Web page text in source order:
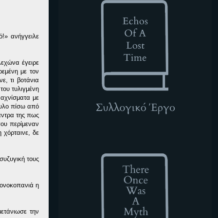
ανήγγειλε
έγειρε
με τον
τι βοτάνια
τυλιγμένη
με
πίσω από
της πως
περίμεναν
χόρταινε, δε
τους
η
την